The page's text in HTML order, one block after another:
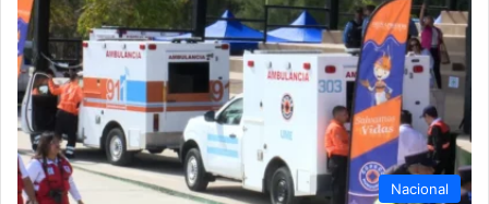
Nacional